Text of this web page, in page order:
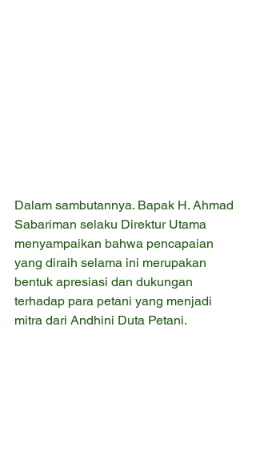
Dalam sambutannya. Bapak H. Ahmad
Sabariman selaku Direktur Utama
menyampaikan bahwa pencapaian
yang diraih selama ini merupakan
bentuk apresiasi dan dukungan
terhadap para petani yang menjadi
mitra dari Andhini Duta Petani.